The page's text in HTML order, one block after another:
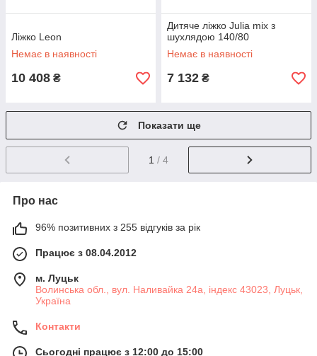
Ліжко Leon
Немає в наявності
10 408 ₴
Дитяче ліжко Julia mix з
шухлядою 140/80
Немає в наявності
7 132 ₴
Показати ще
1 / 4
Про нас
96% позитивних з 255 відгуків за рік
Працює з 08.04.2012
м. Луцьк
Волинська обл., вул. Наливайка 24а, індекс 43023, Луцьк,
Україна
Контакти
Сьогодні працює з 12:00 до 15:00